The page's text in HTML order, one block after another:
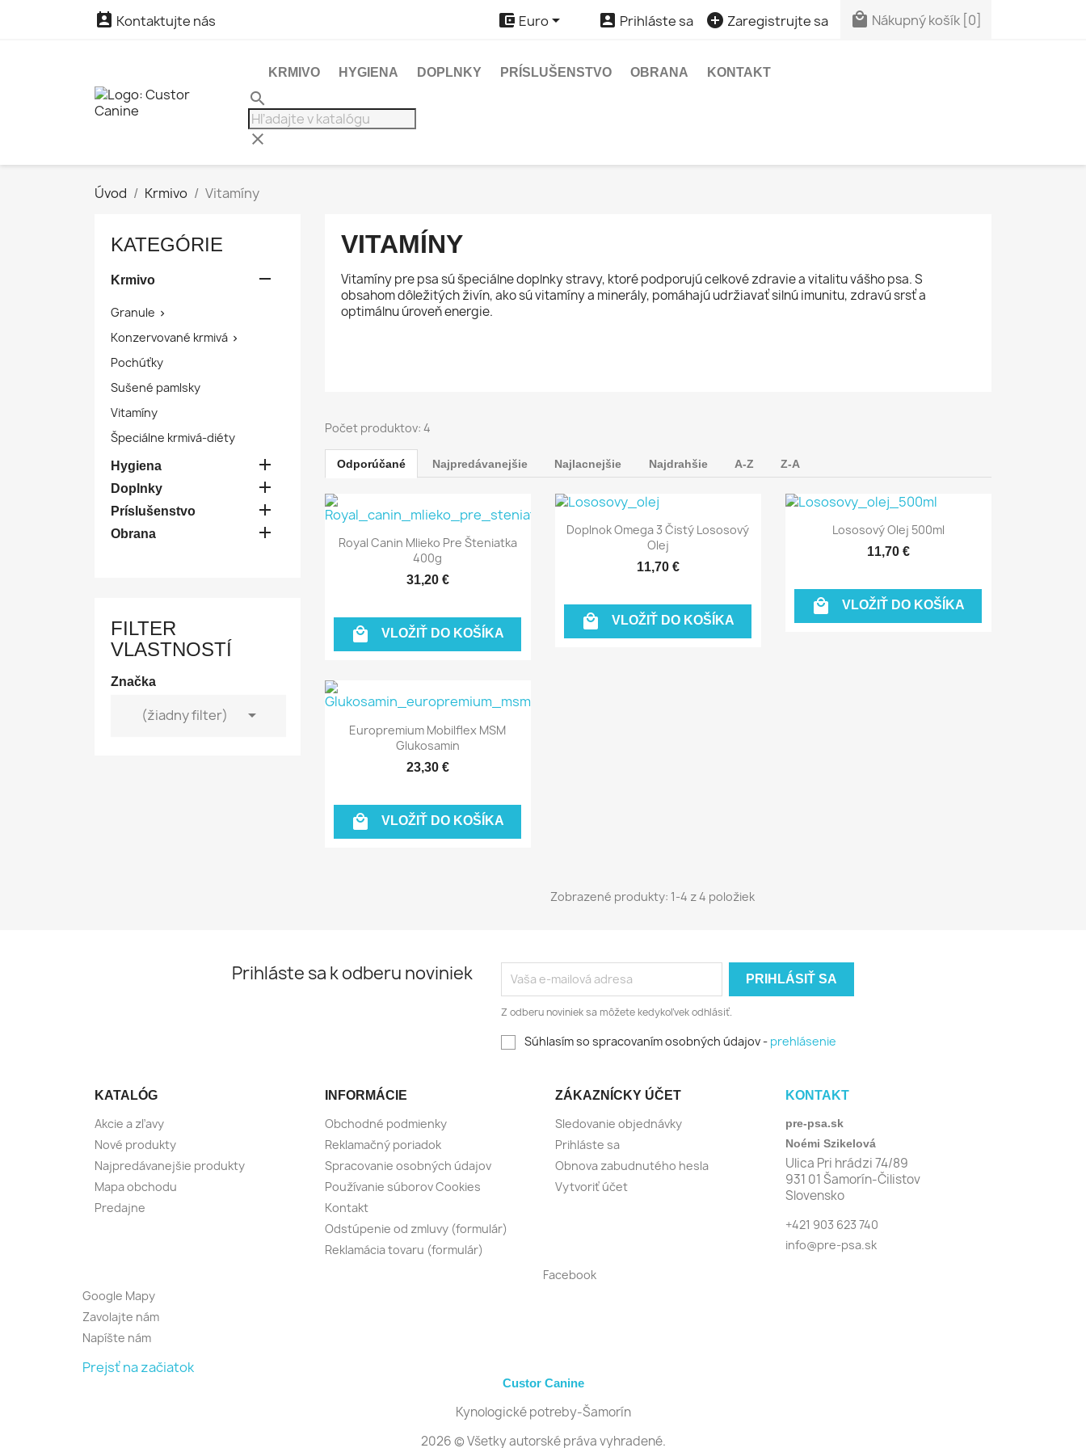
 Kontaktujte nás  Euro  Prihláste sa  Zaregistrujte sa  Nákupný košík [0]
KRMIVO HYGIENA DOPLNKY PRÍSLUŠENSTVO OBRANA KONTAKT
search
clear
Úvod Krmivo Vitamíny
KATEGÓRIE
Krmivo 
Granule 
Konzervované krmivá 
Pochúťky
Sušené pamlsky
Vitamíny
Špeciálne krmivá-diéty
Hygiena 
Doplnky 
Príslušenstvo 
Obrana 
FILTER
VLASTNOSTÍ
Značka
(žiadny filter) 
VITAMÍNY
Vitamíny pre psa sú špeciálne doplnky stravy, ktoré podporujú celkové zdravie a vitalitu vášho psa. S
obsahom dôležitých živín, ako sú vitamíny a minerály, pomáhajú udržiavať silnú imunitu, zdravú srsť a
optimálnu úroveň energie.
Počet produktov: 4
Odporúčané Najpredávanejšie Najlacnejšie Najdrahšie A-Z Z-A
Rýchly náhľad
Royal Canin Mlieko Pre Šteniatka
400g
31,20 €
 VLOŽIŤ DO KOŠÍKA
Rýchly náhľad
Doplnok Omega 3 Čistý Lososový
Olej
11,70 €
 VLOŽIŤ DO KOŠÍKA
Rýchly náhľad
Lososový Olej 500ml
11,70 €
 VLOŽIŤ DO KOŠÍKA
Rýchly náhľad
Europremium Mobilflex MSM
Glukosamin
23,30 €
 VLOŽIŤ DO KOŠÍKA
Zobrazené produkty: 1-4 z 4 položiek
Prihláste sa k odberu noviniek
Z odberu noviniek sa môžete kedykoľvek odhlásiť.
Súhlasím so spracovaním osobných údajov - prehlásenie
KATALÓG
Akcie a zľavy
Nové produkty
Najpredávanejšie produkty
Mapa obchodu
Predajne
INFORMÁCIE
Obchodné podmienky
Reklamačný poriadok
Spracovanie osobných údajov
Používanie súborov Cookies
Kontakt
Odstúpenie od zmluvy (formulár)
Reklamácia tovaru (formulár)
ZÁKAZNÍCKY ÚČET
Sledovanie objednávky
Prihláste sa
Obnova zabudnutého hesla
Vytvoriť účet
KONTAKT
pre-psa.sk
Noémi Szikelová
Ulica Pri hrádzi 74/89
931 01 Šamorín-Čilistov
Slovensko
+421 903 623 740
info@pre-psa.sk
Facebook
Google Mapy
Zavolajte nám
Napíšte nám
Prejsť na začiatok
Custor Canine
Kynologické potreby-Šamorín
2026 © Všetky autorské práva vyhradené.